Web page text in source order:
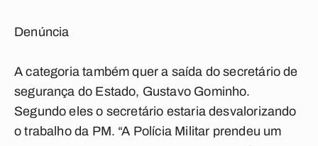
Denúncia
A categoria também quer a saída do secretário de
segurança do Estado, Gustavo Gominho.
Segundo eles o secretário estaria desvalorizando
o trabalho da PM. “A Polícia Militar prendeu um